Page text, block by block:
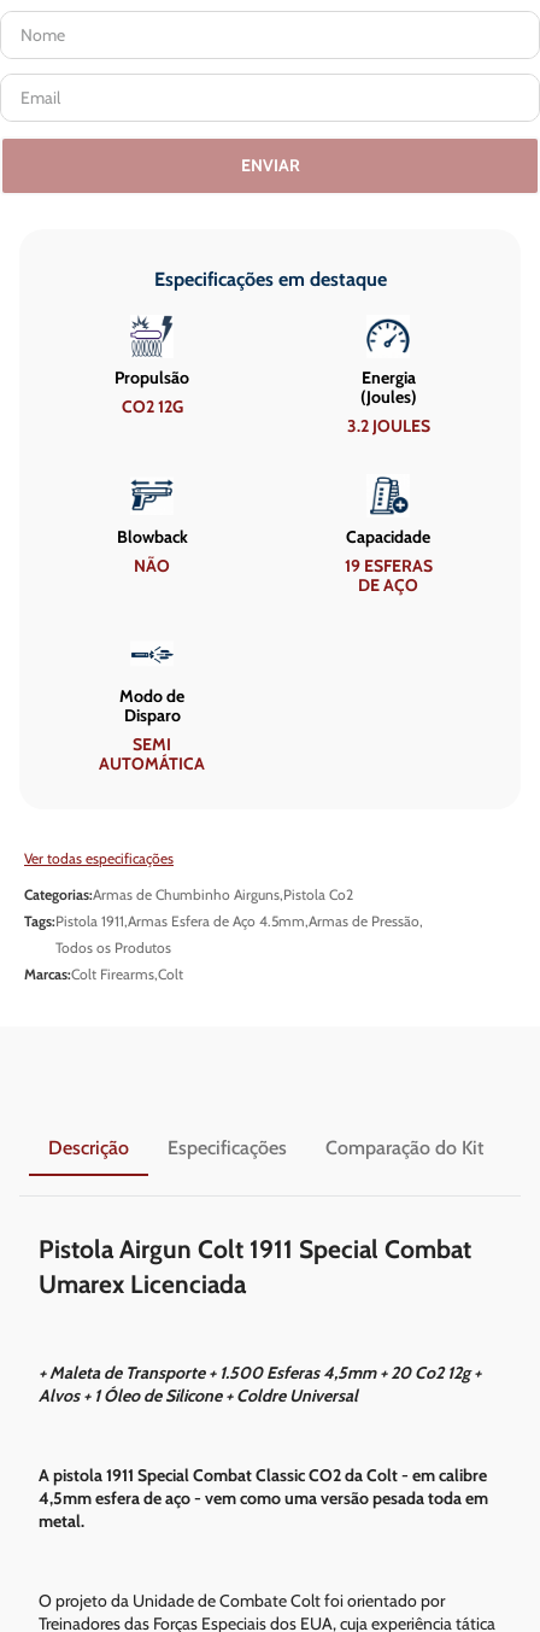
ENVIAR
Especificações em destaque
Propulsão
CO2 12G
Energia
(Joules)
3.2 JOULES
Blowback
NÃO
Capacidade
19 ESFERAS
DE AÇO
Modo de
Disparo
SEMI
AUTOMÁTICA
Ver todas especificações
Categorias:Armas de Chumbinho Airguns,Pistola Co2
Tags:Pistola 1911,Armas Esfera de Aço 4.5mm,Armas de Pressão,
Todos os Produtos
Marcas:Colt Firearms,Colt
Descrição Especificações Comparação do Kit
Pistola Airgun Colt 1911 Special Combat
Umarex Licenciada
+ Maleta de Transporte + 1.500 Esferas 4,5mm + 20 Co2 12g +
Alvos + 1 Óleo de Silicone + Coldre Universal
A pistola 1911 Special Combat Classic CO2 da Colt - em calibre
4,5mm esfera de aço - vem como uma versão pesada toda em
metal.
O projeto da Unidade de Combate Colt foi orientado por
Treinadores das Forças Especiais dos EUA, cuja experiência tática